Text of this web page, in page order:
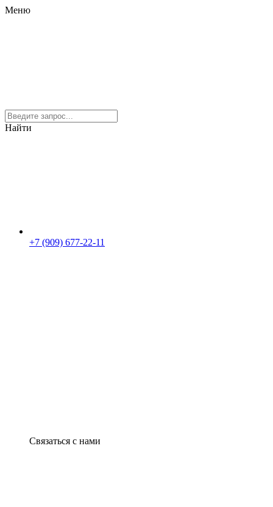
Меню
Найти
+7 (909) 677-22-11
Связаться с нами